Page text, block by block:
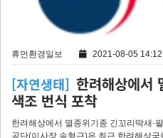
휴먼환경일보 2021-08-05
[자연생태] 한려해상에서
색조 번식 포착
한려해상에서 멸종위기종 긴꼬리딱새·